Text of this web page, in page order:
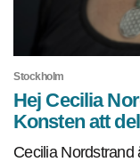
Stockholm
Hej Cecilia
Konsten att
Cecilia Nordstrand